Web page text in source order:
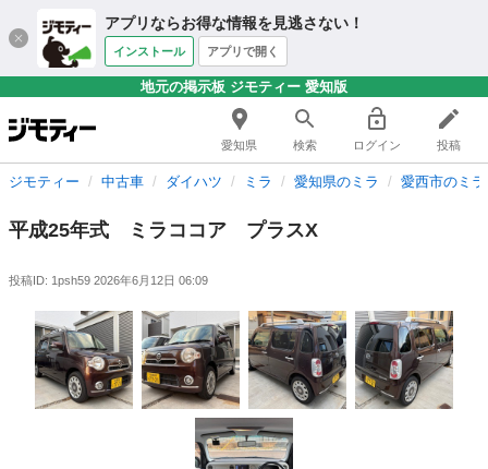
アプリならお得な情報を見逃さない！
インストール アプリで開く
地元の掲示板 ジモティー 愛知版
愛知県 検索 ログイン 投稿
ジモティー 中古車 ダイハツ ミラ 愛知県のミラ 愛西市のミラ
平成25年式 ミラココア プラスX
投稿ID: 1psh59 2026年6月12日 06:09